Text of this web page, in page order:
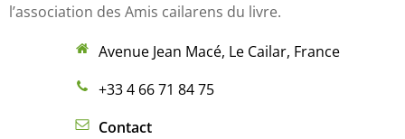
l’association des Amis cailarens du livre.
Avenue Jean Macé, Le Cailar, France
+33 4 66 71 84 75
Contact